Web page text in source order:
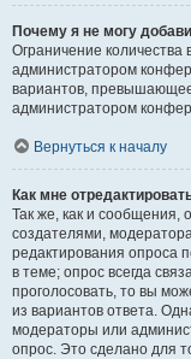
Почему я не могу
Ограничение количества
администратором
вариантов, превышающее
администратором
Вернуться к началу
Как мне
Так же, как и сообщения,
создателями,
редактирования опроса
в теме; опрос всегда
проголосовать, то вы
из вариантов ответа.
модераторы или
опрос. Это сделано для